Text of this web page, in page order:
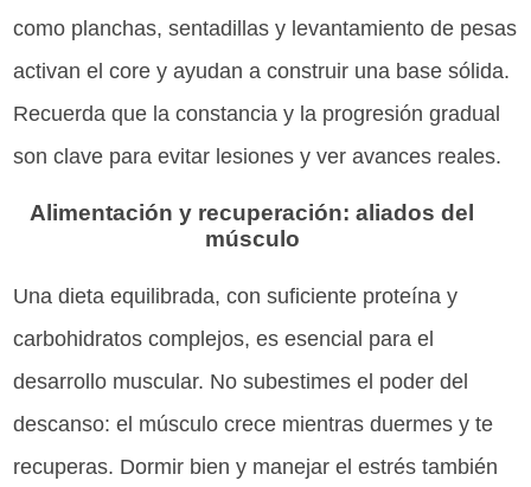
como planchas, sentadillas y levantamiento de pesas
activan el core y ayudan a construir una base sólida.
Recuerda que la constancia y la progresión gradual
son clave para evitar lesiones y ver avances reales.
Alimentación y recuperación: aliados del
músculo
Una dieta equilibrada, con suficiente proteína y
carbohidratos complejos, es esencial para el
desarrollo muscular. No subestimes el poder del
descanso: el músculo crece mientras duermes y te
recuperas. Dormir bien y manejar el estrés también